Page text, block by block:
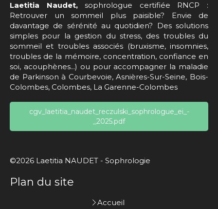
Laetitia Naudet,sophrologue certifiée RNCP :
Retrouver un sommeil plus paisible? Envie de
davantage de sérénité au quotidien? Des solutions
simples pour la gestion du stress, des troubles du
sommeil et troubles associés (bruxisme, insomnies,
troubles de la mémoire, concentration, confiance en
soi, acouphènes...) ou pour accompagner la maladie
de Parkinson à Courbevoie, Asnières-Sur-Seine, Bois-
Colombes, Colombes, La Garenne-Colombes
cgv_laetitia_naudet_reczulski_sophrologue_ei_-
_2025.pdf
©2026 Laetitia NAUDET - Sophrologie
Plan du site
Accueil